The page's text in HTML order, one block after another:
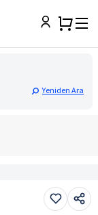
Yeniden Ara